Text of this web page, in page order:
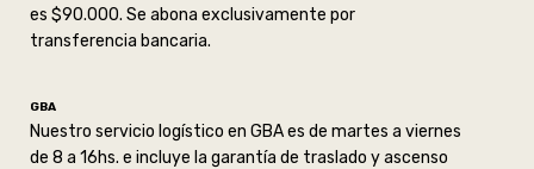
es $90.000. Se abona exclusivamente por
transferencia bancaria.
GBA
Nuestro servicio logístico en GBA es de martes a viernes
de 8 a 16hs. e incluye la garantía de traslado y ascenso